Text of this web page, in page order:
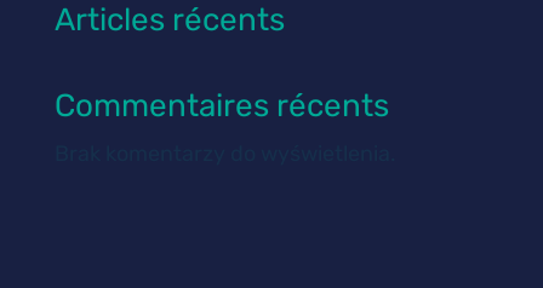
Articles récents
Commentaires récents